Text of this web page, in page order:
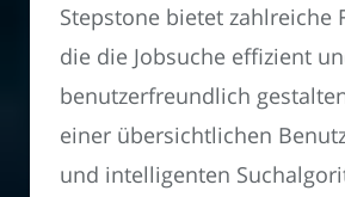
Stepstone bietet zahlreiche
die die Jobsuche effizient
benutzerfreundlich
einer übersichtlichen
und intelligenten